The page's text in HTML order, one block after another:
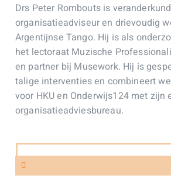
Drs Peter Rombouts is
organisatieadviseur en drievoudig
Argentijnse Tango. Hij is als
het lectoraat Muzische
en partner bij Musework. Hij is
talige interventies en combineert
voor HKU en Onderwijs124 met zijn
organisatieadviesbureau.